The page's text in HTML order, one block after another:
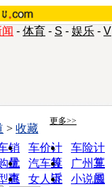
- 体育 - S - 娱乐 - V
更多>>
销
量
车价计
算
车险计
算
优
惠
汽车投
诉
广州车
展
查
女人宝
小说阅
> 收藏